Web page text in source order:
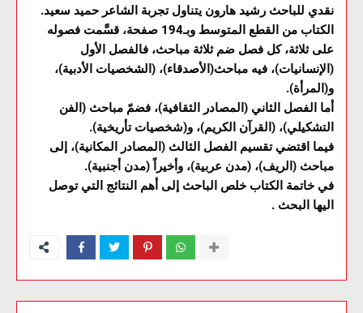
نقدي للباحث رشيد هارون يتناول تجربة الشاعر حميد سعيد.
الكتاب من القطع المتوسط وبـ194 صفحة، قسَّمت فصوله
على ثلاثة، كل فصل ضم ثلاثة مباحث، فالفصل الأول
(الإنسانيات)، فيه مباحث(الأصدقاء)، (الشخصيات الأدبية)،
و(المرأة).
أما الفصل الثاني (المصادر الثقافية)، فضمّ مباحث (الفن
التشكيلي)، (القرآن الكريم)، و(شخصيات تأريخية).
فيما اقتضي تقسيم الفصل الثالث (المصادر المكانية)، إلى
مباحث (الريف)، (مدن عربية)، وأخيراً (مدن أجنبية).
في خاتمة الكتاب خلص الباحث إلى أهم النتائج التي توصل
اليها البحث .